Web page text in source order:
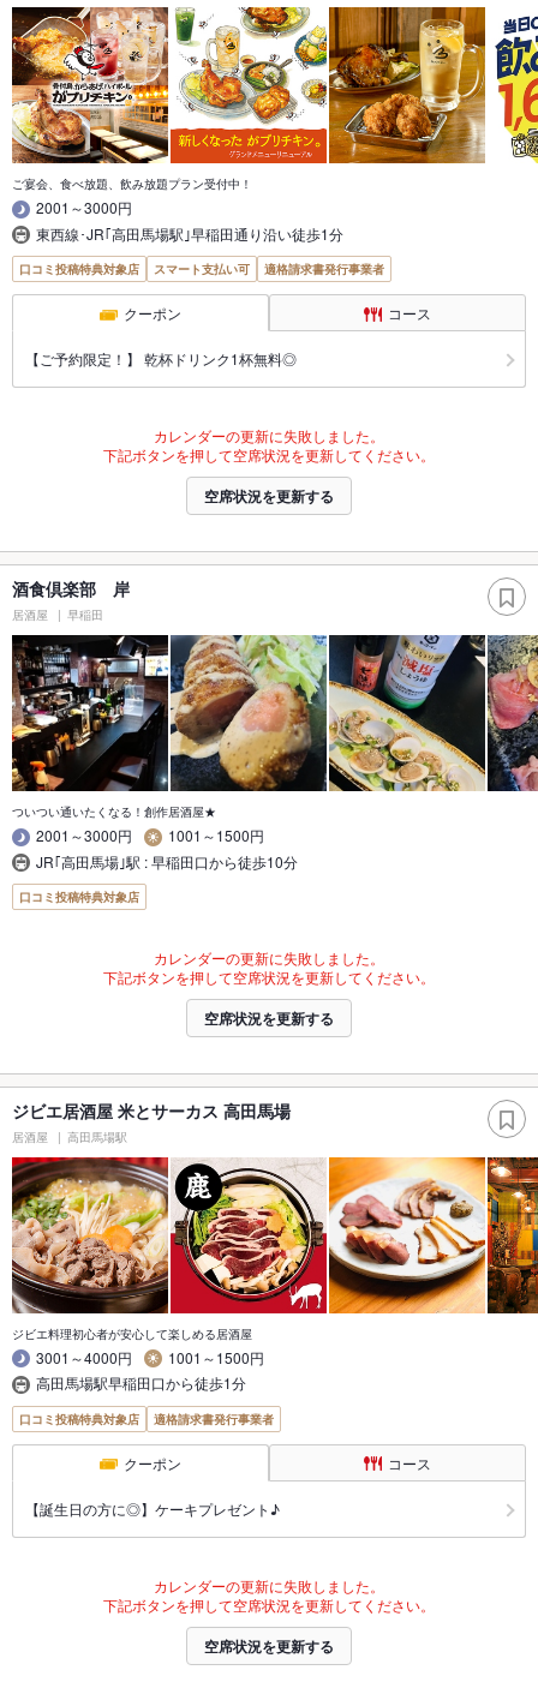
ご宴会、食べ放題、飲み放題プラン受付中！
2001～3000円
東西線･JR｢高田馬場駅｣早稲田通り沿い徒歩1分
口コミ投稿特典対象店 スマート支払い可 適格請求書発行事業者
クーポン コース
【ご予約限定！】 乾杯ドリンク1杯無料◎
カレンダーの更新に失敗しました。
下記ボタンを押して空席状況を更新してください。
空席状況を更新する
酒食倶楽部 岸
居酒屋 早稲田
ついつい通いたくなる！創作居酒屋★
2001～3000円
1001～1500円
JR｢高田馬場｣駅 : 早稲田口から徒歩10分
口コミ投稿特典対象店
カレンダーの更新に失敗しました。
下記ボタンを押して空席状況を更新してください。
空席状況を更新する
ジビエ居酒屋 米とサーカス 高田馬場
居酒屋 高田馬場駅
ジビエ料理初心者が安心して楽しめる居酒屋
3001～4000円
1001～1500円
高田馬場駅早稲田口から徒歩1分
口コミ投稿特典対象店 適格請求書発行事業者
クーポン コース
【誕生日の方に◎】ケーキプレゼント♪
カレンダーの更新に失敗しました。
下記ボタンを押して空席状況を更新してください。
空席状況を更新する